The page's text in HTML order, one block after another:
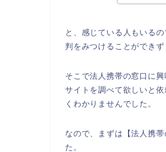
と、感じている人もいる
判をみつけることができ
そこで法人携帯の窓口に
サイトを調べて欲しいと
くわかりませんでした。
なので、まずは【法人携
た。